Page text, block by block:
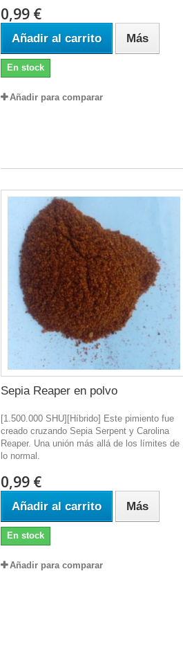
0,99 €
Añadir al carrito Más
En stock
Añadir para comparar
Sepia Reaper en polvo
[1.500.000 SHU][Híbrido] Este pimiento fue
creado cruzando Sepia Serpent y Carolina
Reaper. Una unión más allá de los límites de
lo normal.
0,99 €
Añadir al carrito Más
En stock
Añadir para comparar